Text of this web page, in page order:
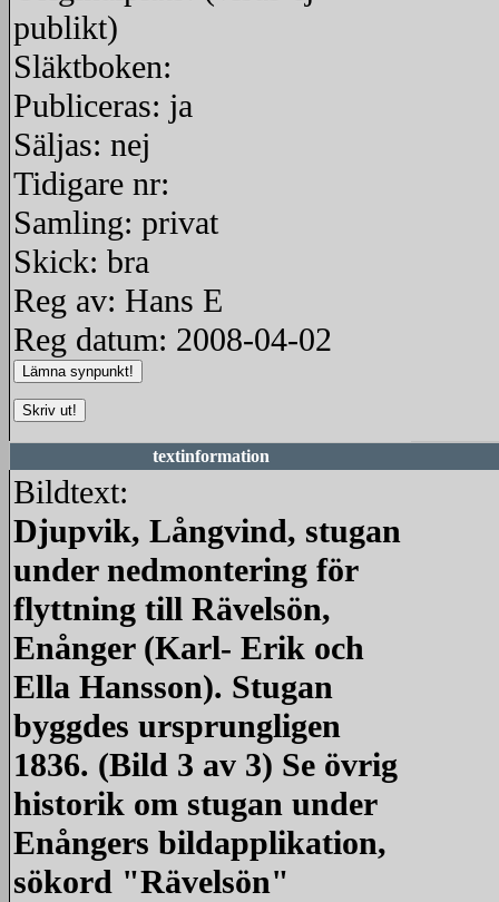
publikt)
Släktboken:
Publiceras: ja
Säljas: nej
Tidigare nr:
Samling: privat
Skick: bra
Reg av: Hans E
Reg datum: 2008-04-02
textinformation
Bildtext:
Djupvik, Långvind, stugan
under nedmontering för
flyttning till Rävelsön,
Enånger (Karl- Erik och
Ella Hansson). Stugan
byggdes ursprungligen
1836. (Bild 3 av 3) Se övrig
historik om stugan under
Enångers bildapplikation,
sökord "Rävelsön"